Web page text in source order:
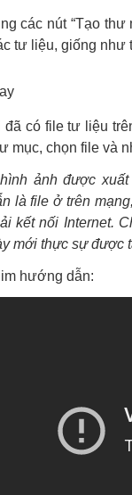
các nút “Tạo thư
tư liệu, giống như
đã có file tư liệu
mục, chọn file và
ảnh được xuất
là file ở trên
kết nối Internet.
mới thực sự được
hướng dẫn: